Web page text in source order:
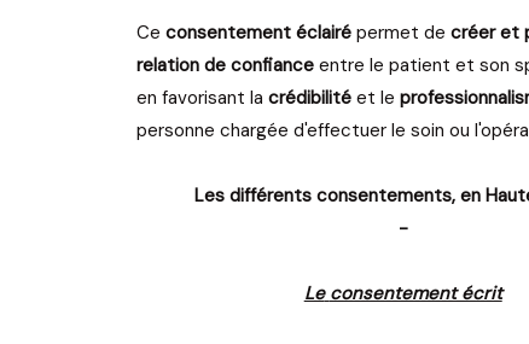
Ceconsentement éclairé permet decréer et
relation de confianceentre le patient et son
en favorisant lacrédibilité et le
personne chargée d'effectuer le soin ou
Les différents consentements, en
-
Le consentement écrit